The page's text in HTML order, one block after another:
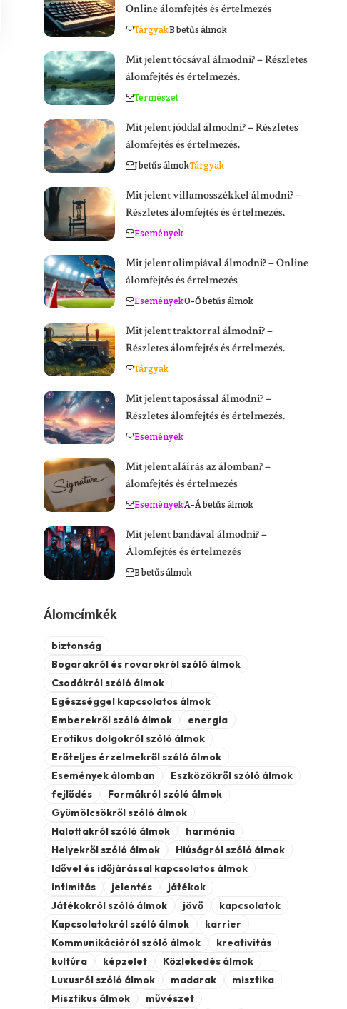
Online álomfejtés és értelmezés
TárgyakB betűs álmok
Mit jelent tócsával álmodni? – Részletes
álomfejtés és értelmezés.
Természet
Mit jelent jóddal álmodni? – Részletes
álomfejtés és értelmezés.
J betűs álmokTárgyak
Mit jelent villamosszékkel álmodni? –
Részletes álomfejtés és értelmezés.
Események
Mit jelent olimpiával álmodni? – Online
álomfejtés és értelmezés
EseményekO-Ő betűs álmok
Mit jelent traktorral álmodni? –
Részletes álomfejtés és értelmezés.
Tárgyak
Mit jelent taposással álmodni? –
Részletes álomfejtés és értelmezés.
Események
Mit jelent aláírás az álomban? –
álomfejtés és értelmezés
EseményekA-Á betűs álmok
Mit jelent bandával álmodni? –
Álomfejtés és értelmezés
B betűs álmok
Álomcímkék
biztonság
Bogarakról és rovarokról szóló álmok
Csodákról szóló álmok
Egészséggel kapcsolatos álmok
Emberekről szóló álmok
energia
Erotikus dolgokról szóló álmok
Erőteljes érzelmekről szóló álmok
Események álomban
Eszközökről szóló álmok
fejlődés
Formákról szóló álmok
Gyümölcsökről szóló álmok
Halottakról szóló álmok
harmónia
Helyekről szóló álmok
Hiúságról szóló álmok
Idővel és időjárással kapcsolatos álmok
intimitás
jelentés
játékok
Játékokról szóló álmok
jövő
kapcsolatok
Kapcsolatokról szóló álmok
karrier
Kommunikációról szóló álmok
kreativitás
kultúra
képzelet
Közlekedés álmok
Luxusról szóló álmok
madarak
misztika
Misztikus álmok
művészet